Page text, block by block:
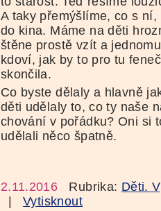
A taky přemýšlíme, co s
do kina. Máme na děti
štěne prostě vzít a
kdoví, jak by to pro tu
skončila.
Co byste dělaly a hlavně
děti udělaly to, co ty naše
chování v pořádku? Oni si
udělali něco špatně.
2.11.2016 Rubrika: Děti.
|Vytisknout